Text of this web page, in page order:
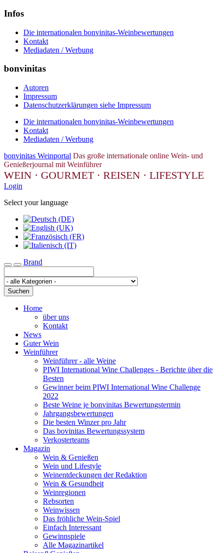
Infos
Die internationalen bonvinitas-Weinbewertungen
Kontakt
Mediadaten / Werbung
bonvinitas
Autoren
Impressum
Datenschutzerklärungen siehe Impressum
Die internationalen bonvinitas-Weinbewertungen
Kontakt
Mediadaten / Werbung
bonvinitas Weinportal Das große internationale online Wein- und
Genießerjournal mit Weinführer
WEIN · GOURMET · REISEN · LIFESTYLE
Login
Select your language
Toggle navigation
Brand
Suchen
Home
über uns
Kontakt
News
Guter Wein
Weinführer
Weinführer - alle Weine
PIWI International Wine Challenges - Berichte über die
Besten
Gewinner beim PIWI International Wine Challenge
2022
Beste Weine je bonvinitas Bewertungstermin
Jahrgangsbewertungen
Die besten Winzer pro Jahr
Das bovinitas Bewertungssystem
Verkosterteams
Magazin
Wein & Genießen
Wein und Lifestyle
Weinentdeckungen der Redaktion
Wein & Gesundheit
Weinregionen
Rebsorten
Weinwissen
Das fröhliche Wein-Spiel
Einfach Interessant
Gewinnspiele
Alle Magazinartikel